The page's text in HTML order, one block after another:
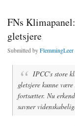
FNs
gletsjere
Submitted byFlemmingLeer
IPCC's store
gletsjere kunne
fortsætter. Nu
savner